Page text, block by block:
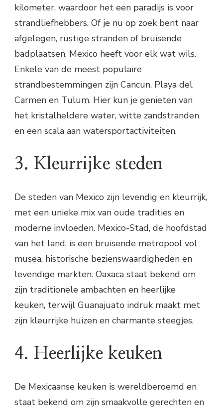
kilometer, waardoor het een paradijs is voor
strandliefhebbers. Of je nu op zoek bent naar
afgelegen, rustige stranden of bruisende
badplaatsen, Mexico heeft voor elk wat wils.
Enkele van de meest populaire
strandbestemmingen zijn Cancun, Playa del
Carmen en Tulum. Hier kun je genieten van
het kristalheldere water, witte zandstranden
en een scala aan watersportactiviteiten.
3. Kleurrijke steden
De steden van Mexico zijn levendig en kleurrijk,
met een unieke mix van oude tradities en
moderne invloeden. Mexico-Stad, de hoofdstad
van het land, is een bruisende metropool vol
musea, historische bezienswaardigheden en
levendige markten. Oaxaca staat bekend om
zijn traditionele ambachten en heerlijke
keuken, terwijl Guanajuato indruk maakt met
zijn kleurrijke huizen en charmante steegjes.
4. Heerlijke keuken
De Mexicaanse keuken is wereldberoemd en
staat bekend om zijn smaakvolle gerechten en